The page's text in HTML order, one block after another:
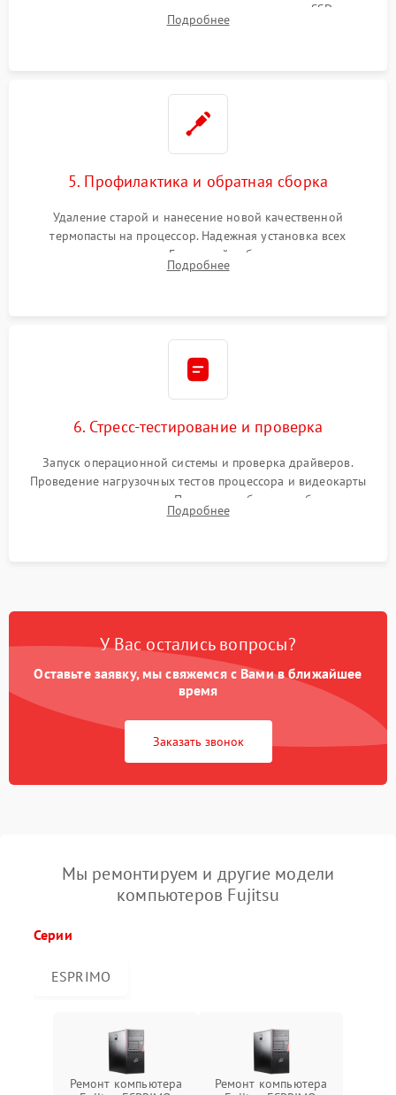
видеокарты, процессора или установка нового SSD для
восстановления и повышения скорости работы системы.
Подробнее
5. Профилактика и обратная сборка
Удаление старой и нанесение новой качественной
термопасты на процессор. Надежная установка всех
комплектующих в слоты. Грамотный кабель-менеджмент для
обеспечения правильной циркуляции воздуха внутри
Подробнее
6. Стресс-тестирование и проверка
Запуск операционной системы и проверка драйверов.
Проведение нагрузочных тестов процессора и видеокарты
для контроля температур. Проверка работоспособности всех
USB-портов, аудиовыходов и сетевого подключения.
Подробнее
У Вас остались вопросы?
Оставьте заявку, мы свяжемся с Вами в ближайшее
время
Заказать звонок
Мы ремонтируем и другие модели
компьютеров Fujitsu
Серии
ESPRIMO
Ремонт компьютера
Ремонт компьютера